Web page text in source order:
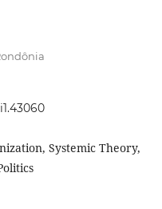
Systemic Theory,